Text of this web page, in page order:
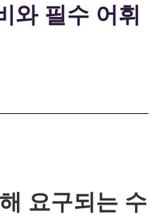
와 필수 어휘
요구되는 수